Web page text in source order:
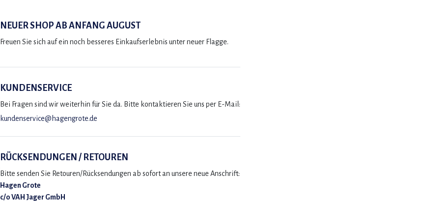
NEUER SHOP AB ANFANG AUGUST
Freuen Sie sich auf ein noch besseres Einkaufserlebnis unter neuer Flagge.
KUNDENSERVICE
Bei Fragen sind wir weiterhin für Sie da. Bitte kontaktieren Sie uns per E-Mail:
kundenservice@hagengrote.de
RÜCKSENDUNGEN / RETOUREN
Bitte senden Sie Retouren/Rücksendungen ab sofort an unsere neue Anschrift:
Hagen Grote
c/o VAH Jager GmbH